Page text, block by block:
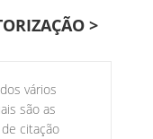
>
vários
são as
citação